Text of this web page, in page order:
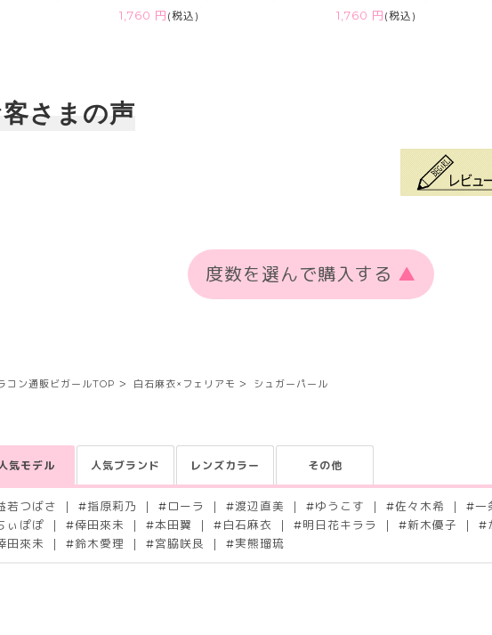
1,760 円 (税込)
1,760 円 (税込)
さまの声
度数を選んで購入する ▲
コン通販ビガールTOP 白石麻衣×フェリアモ シュガーパール
気モデル 人気ブランド レンズカラー その他
若つばさ #指原莉乃 # ローラ #渡辺直美 #ゆうこす #佐々木希 #一
ぃぽぽ
#倖田來未 #本田翼 # 白石麻衣 #明日花キララ #新木優子 #
田來未
#鈴木愛理 #宮脇咲良 #実熊瑠琉